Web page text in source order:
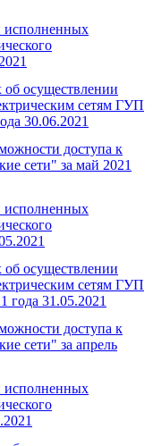
исполненных
осуществлении
сетям ГУП
30.06.2021
доступа к
сети" за май 2021
исполненных
осуществлении
сетям ГУП
года 31.05.2021
доступа к
сети" за апрель
исполненных